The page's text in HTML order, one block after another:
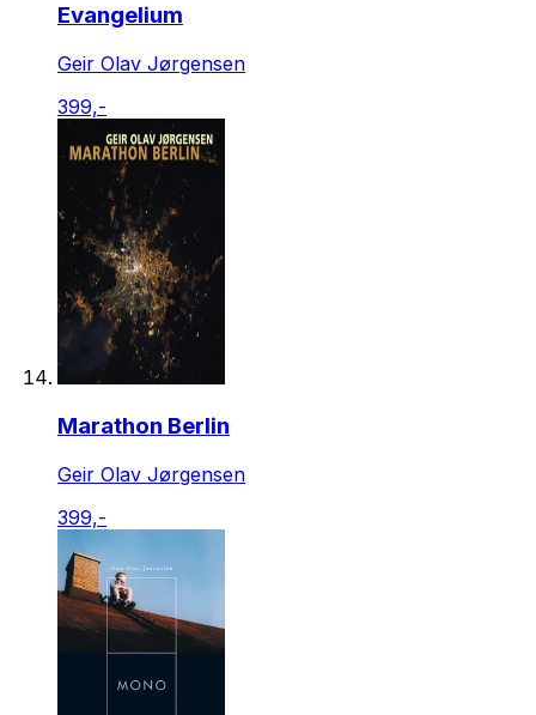
Evangelium
Geir Olav Jørgensen
399,-
Marathon Berlin
Geir Olav Jørgensen
399,-